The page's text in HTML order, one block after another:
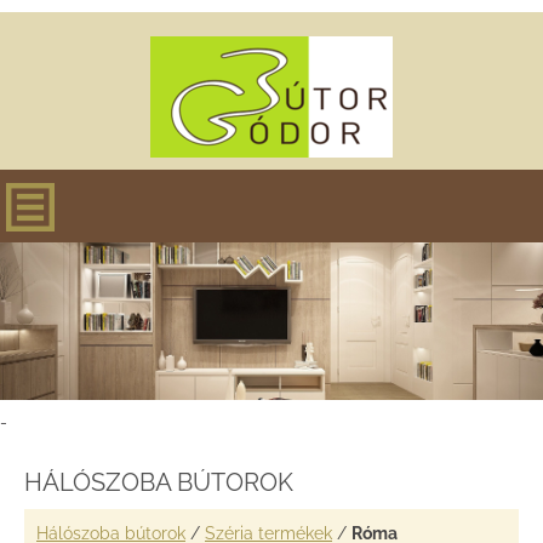
-
HÁLÓSZOBA BÚTOROK
Hálószoba bútorok / Széria termékek / Róma